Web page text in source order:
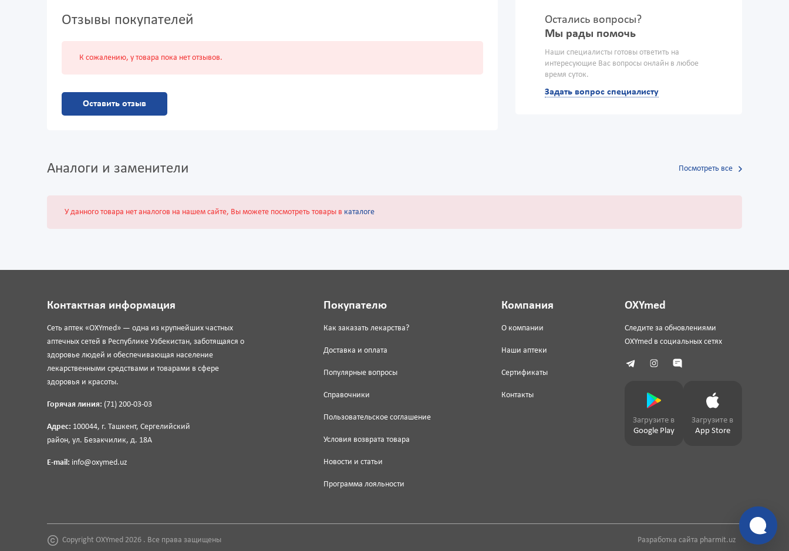
Отзывы покупателей
К сожалению, у товара пока нет отзывов.
Оставить отзыв
Остались вопросы?
Мы рады помочь
Наши специалисты готовы ответить на
интересующие Вас вопросы онлайн в любое
время суток.
Задать вопрос специалисту
Аналоги и заменители Посмотреть все
У данного товара нет аналогов на нашем сайте, Вы можете посмотреть товары в каталоге
Контактная информация
Сеть аптек «OXYmed» — одна из крупнейших частных
аптечных сетей в Республике Узбекистан, заботящаяся о
здоровье людей и обеспечивающая население
лекарственными средствами и товарами в сфере
здоровья и красоты.
Горячая линия: (71) 200-03-03
Адрес: 100044, г. Ташкент, Сергелийский
район, ул. Безакчилик, д. 18А
E-mail: info@oxymed.uz
Покупателю
Как заказать лекарства?
Доставка и оплата
Популярные вопросы
Справочники
Пользовательское соглашение
Условия возврата товара
Новости и статьи
Программа лояльности
Компания
О компании
Наши аптеки
Сертификаты
Контакты
OXYmed
Следите за обновлениями
OXYmed в социальных сетях
Загрузите в
Google Play
Загрузите в
App Store
Copyright OXYmed 2026 . Все права защищены Разработка сайта pharmit.uz